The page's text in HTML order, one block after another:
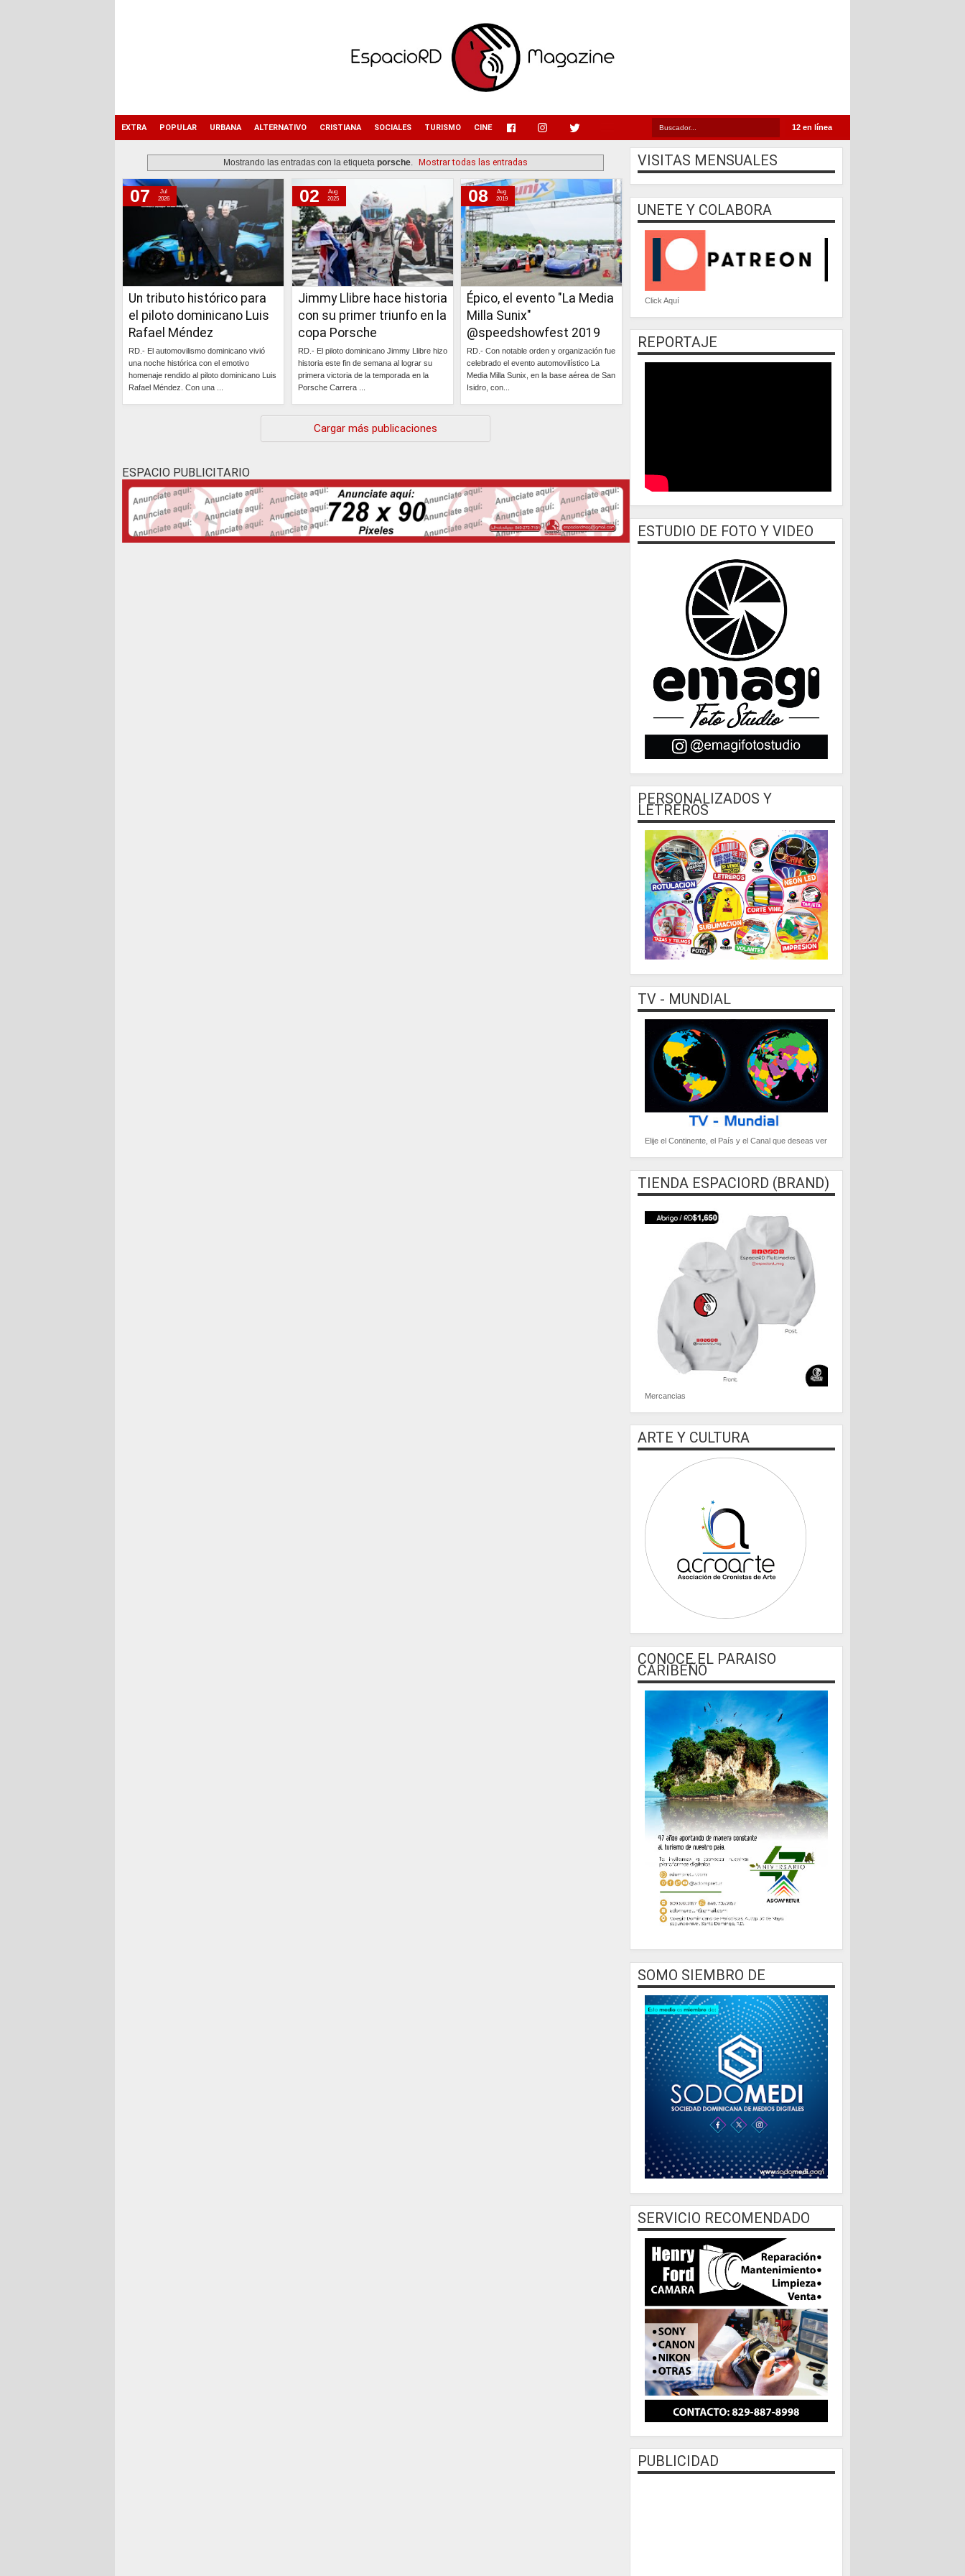
12 en línea
EXTRA POPULAR URBANA ALTERNATIVO CRISTIANA SOCIALES TURISMO CINE
Mostrando las entradas con la etiquetaporsche Mostrar todas las entradas
martes, 7 de julio de 2026
Un tributo histórico para
el piloto dominicano Luis
Rafael Méndez
RD.- El automovilismo dominicano vivió
una noche histórica con el emotivo
homenaje rendido al piloto dominicano Luis
Rafael Méndez. Con una ...
07
Jul
2026
sábado, 2 de agosto de 2025
Jimmy Llibre hace historia
con su primer triunfo en la
copa Porsche
RD.- El piloto dominicano Jimmy Llibre hizo
historia este fin de semana al lograr su
primera victoria de la temporada en la
Porsche Carrera ...
02
Aug
2025
jueves, 8 de agosto de 2019
Épico, el evento "La Media
Milla Sunix"
@speedshowfest 2019
RD.- Con notable orden y organización fue
celebrado el evento automovilístico La
Media Milla Sunix, en la base aérea de San
Isidro, con...
08
Aug
2019
Cargar más publicaciones
ESPACIO PUBLICITARIO
VISITAS MENSUALES
UNETE Y COLABORA
Click Aquí
REPORTAJE
ESTUDIO DE FOTO Y VIDEO
PERSONALIZADOS Y
LETREROS
TV - MUNDIAL
Elije el Continente, el País y el Canal que deseas ver
TIENDA ESPACIORD (BRAND)
Mercancias
ARTE Y CULTURA
CONOCE EL PARAISO
CARIBEÑO
SOMO SIEMBRO DE
SERVICIO RECOMENDADO
PUBLICIDAD